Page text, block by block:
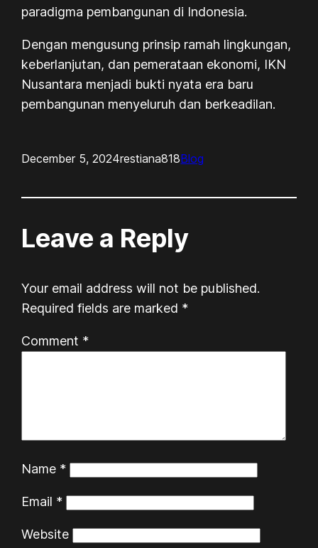
paradigma pembangunan di Indonesia.
Dengan mengusung prinsip ramah lingkungan,
keberlanjutan, dan pemerataan ekonomi, IKN
Nusantara menjadi bukti nyata era baru
pembangunan menyeluruh dan berkeadilan.
December 5, 2024restiana818Blog
Leave a Reply
Your email address will not be published.
Required fields are marked *
Comment *
Name *
Email *
Website